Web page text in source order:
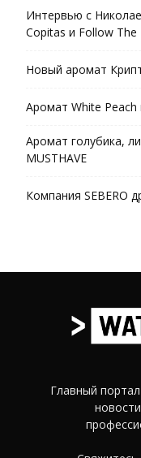
Интервью с
Copitas и Follow The
Новый аромат
Аромат White
Аромат голубика,
MUSTHAVE
Компания SEBERO
Главный